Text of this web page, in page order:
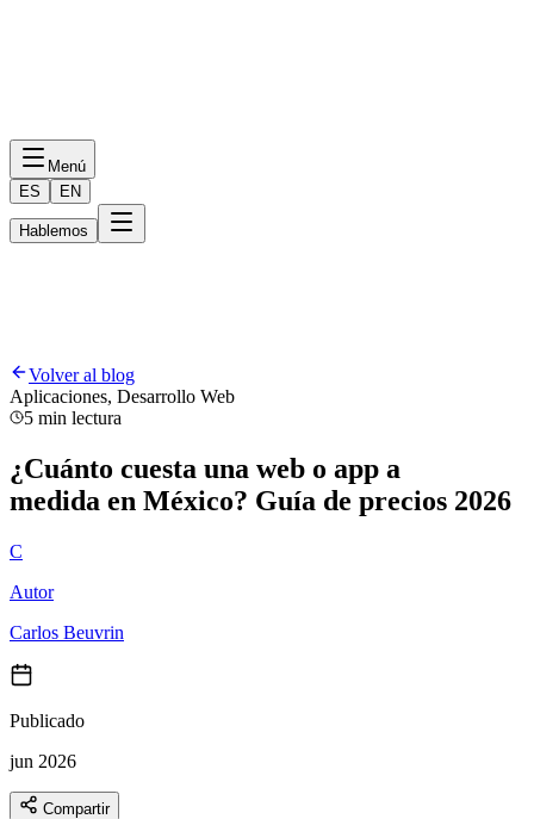
Menú
ES
EN
Hablemos
Volver al blog
Aplicaciones, Desarrollo Web
5 min lectura
¿Cuánto cuesta una web o app a
medida en México? Guía de precios 2026
C
Autor
Carlos Beuvrin
Publicado
jun 2026
Compartir